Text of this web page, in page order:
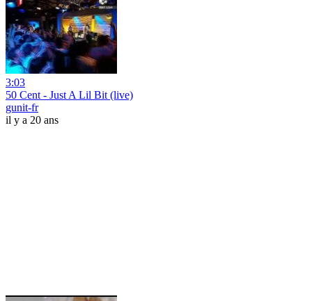
3:03
50 Cent - Just A Lil Bit (live)
gunit-fr
il y a 20 ans